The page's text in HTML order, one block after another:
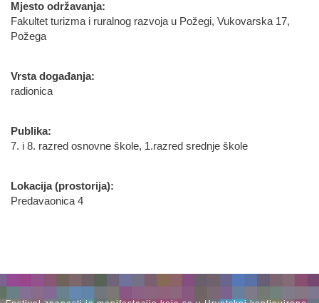
Mjesto održavanja:
Fakultet turizma i ruralnog razvoja u Požegi, Vukovarska 17,
Požega
Vrsta događanja:
radionica
Publika:
7. i 8. razred osnovne škole, 1.razred srednje škole
Lokacija (prostorija):
Predavaonica 4